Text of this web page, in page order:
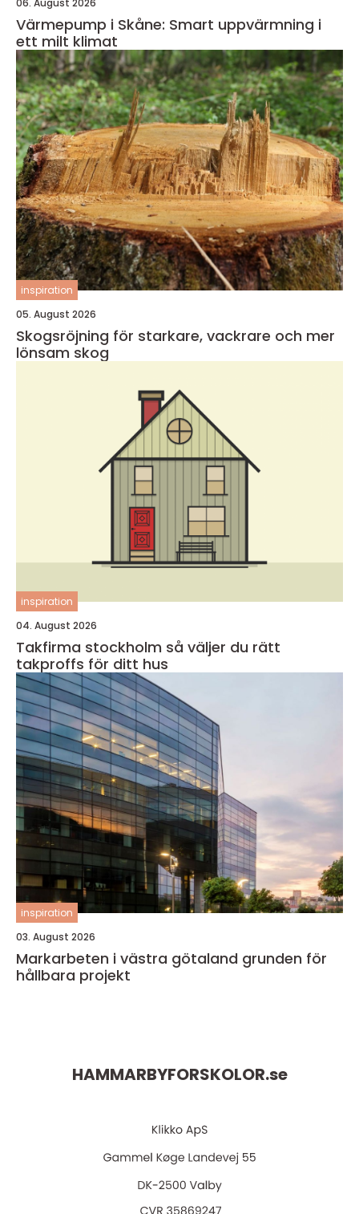
Värmepump i Skåne: Smart uppvärmning i
ett milt klimat
inspiration
05. August 2026
Skogsröjning för starkare, vackrare och mer
lönsam skog
inspiration
04. August 2026
Takfirma stockholm så väljer du rätt
takproffs för ditt hus
inspiration
03. August 2026
Markarbeten i västra götaland grunden för
hållbara projekt
HAMMARBYFORSKOLOR.se